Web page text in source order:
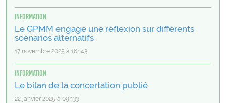
Information
Le GPMM engage une réflexion sur différents
scénarios alternatifs
17 novembre 2025 à 16h43
Information
Le bilan de la concertation publié
22 janvier 2025 à 09h33